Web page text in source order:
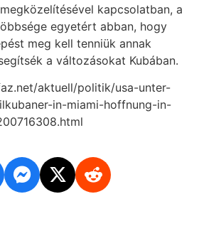
kapcsolatban, a
egyetért abban, hogy
meg kell tenniük annak
a változásokat Kubában.
aktuell/politik/usa-unter-
in-miami-hoffnung-in-